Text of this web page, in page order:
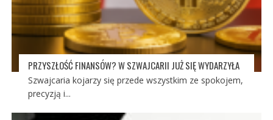
PRZYSZŁOŚĆ FINANSÓW? W SZWAJCARII JUŻ SIĘ WYDARZYŁA
Szwajcaria kojarzy się przede wszystkim ze spokojem,
precyzją i...